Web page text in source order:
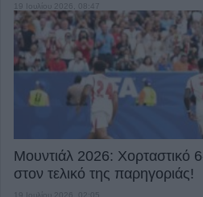
19 Ιουλίου 2026, 08:47
Μουντιάλ 2026: Χορταστικό
στον τελικό της παρηγοριάς!